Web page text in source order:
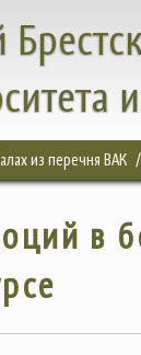
из перечня ВАК
в